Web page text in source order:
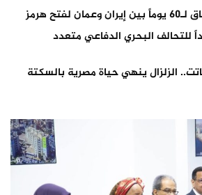
هرمز
للتحالف البحري الدفاعي متعدد
الزلزال ينهي حياة مصرية بالسكتة